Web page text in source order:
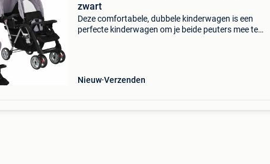
zwart
Deze comfortabele, dubbele kinderwagen is een
perfecte kinderwagen om je beide peuters mee te
Nieuw Verzenden